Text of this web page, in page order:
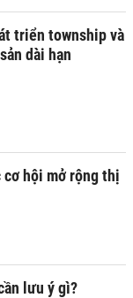
triển township và
dài hạn
hội mở rộng thị
lưu ý gì?